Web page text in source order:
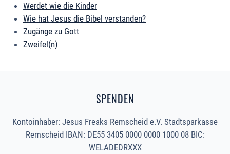
Werdet wie die Kinder
Wie hat Jesus die Bibel verstanden?
Zugänge zu Gott
Zweifel(n)
SPENDEN
Kontoinhaber: Jesus Freaks Remscheid e.V. Stadtsparkasse
Remscheid IBAN: DE55 3405 0000 0000 1000 08 BIC:
WELADEDRXXX